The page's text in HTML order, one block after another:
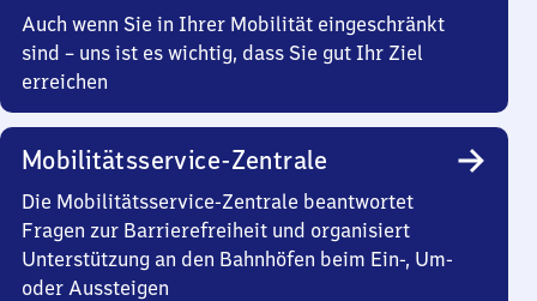
Auch wenn Sie in Ihrer Mobilität eingeschränkt
sind – uns ist es wichtig, dass Sie gut Ihr Ziel
erreichen
Mobilitätsservice-Zentrale
Die Mobilitätsservice-Zentrale beantwortet
Fragen zur Barrierefreiheit und organisiert
Unterstützung an den Bahnhöfen beim Ein-, Um-
oder Aussteigen